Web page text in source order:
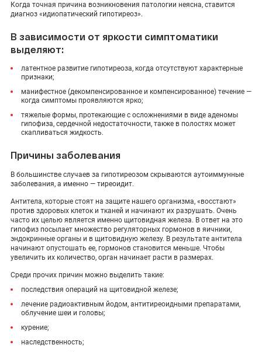
Когда точная причина возникновения патологии неясна, ставится
диагноз «идиопатический гипотиреоз».
В зависимости от яркости симптоматики
выделяют:
латентное развитие гипотиреоза, когда отсутствуют характерные
признаки;
манифестное (декомпенсированное и компенсированное) течение —
когда симптомы проявляются ярко;
тяжелые формы, протекающие с осложнениями в виде аденомы
гипофиза, сердечной недостаточности, также в полостях может
скапливаться жидкость.
Причины заболевания
В большинстве случаев за гипотиреозом скрываются аутоиммунные
заболевания, а именно — тиреоидит.
Антитела, которые стоят на защите нашего организма, «восстают»
против здоровых клеток и тканей и начинают их разрушать. Очень
часто их целью является именно щитовидная железа. В ответ на это
гипофиз посылает множество регуляторных гормонов в яичники,
эндокринные органы и в щитовидную железу. В результате антитела
начинают опустошать ее, гормонов становится меньше. Чтобы
увеличить их количество, орган начинает расти в размерах.
Среди прочих причин можно выделить такие:
последствия операций на щитовидной железе;
лечение радиоактивным йодом, антитиреоидными препаратами,
облучение шеи и головы;
курение;
наследственность;